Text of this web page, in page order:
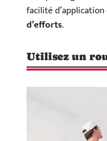
facilité
d’efforts.
Utilisez un